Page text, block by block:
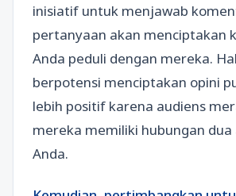
inisiatif untuk menjawab
pertanyaan akan menciptakan
Anda peduli dengan mereka.
berpotensi menciptakan opini
lebih positif karena audiens
mereka memiliki hubungan dua
Anda.